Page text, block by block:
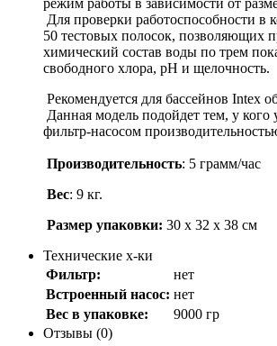
Для проверки работоспособности в
50 тестовых полосок, позволяющих
химический состав воды по трем
свободного хлора, pH и щелочность.
Рекомендуется для бассейнов Intex
Данная модель подойдет тем, у кого
фильтр-насосом
Производительность: 5 грамм/час
Вес: 9 кг.
Размер упаковки: 30 х 32 х 38 см
Технические х-ки
Фильтр:
нет
Встроенный насос: нет
Вес в упаковке:
9000 гр
Отзывы (0)